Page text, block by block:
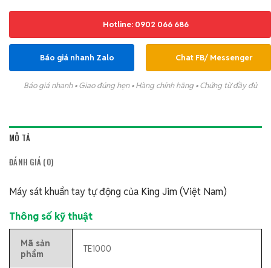
Hotline: 0902 066 686
Báo giá nhanh Zalo Chat FB/ Messenger
Báo giá nhanh • Giao đúng hẹn • Hàng chính hãng • Chứng từ đầy đủ
MÔ TẢ
ĐÁNH GIÁ (0)
Máy sát khuẩn tay tự động của King Jim (Việt Nam)
Thông số kỹ thuật
Mã sản
phẩm
TE1000